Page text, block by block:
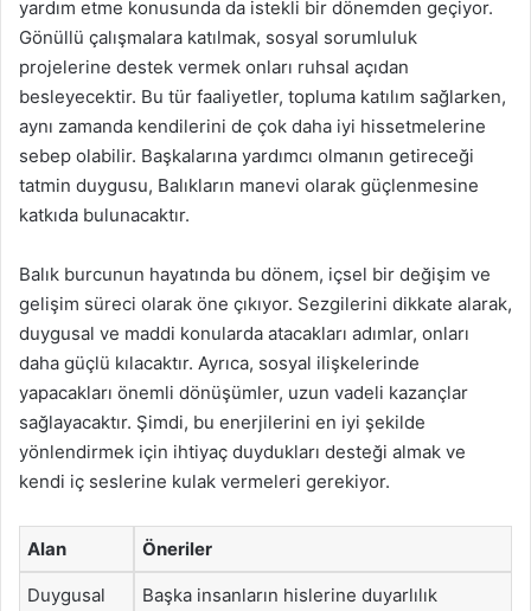
yardım etme konusunda da istekli bir dönemden geçiyor.
Gönüllü çalışmalara katılmak, sosyal sorumluluk
projelerine destek vermek onları ruhsal açıdan
besleyecektir. Bu tür faaliyetler, topluma katılım sağlarken,
aynı zamanda kendilerini de çok daha iyi hissetmelerine
sebep olabilir. Başkalarına yardımcı olmanın getireceği
tatmin duygusu, Balıkların manevi olarak güçlenmesine
katkıda bulunacaktır.
Balık burcunun hayatında bu dönem, içsel bir değişim ve
gelişim süreci olarak öne çıkıyor. Sezgilerini dikkate alarak,
duygusal ve maddi konularda atacakları adımlar, onları
daha güçlü kılacaktır. Ayrıca, sosyal ilişkelerinde
yapacakları önemli dönüşümler, uzun vadeli kazançlar
sağlayacaktır. Şimdi, bu enerjilerini en iyi şekilde
yönlendirmek için ihtiyaç duydukları desteği almak ve
kendi iç seslerine kulak vermeleri gerekiyor.
Alan Öneriler
Duygusal
Başka insanların hislerine duyarlılık